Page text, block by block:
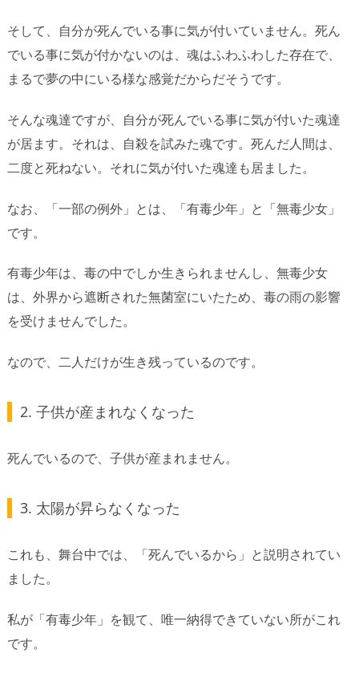
そして、自分が死んでいる事に気が付いていません。死ん
でいる事に気が付かないのは、魂はふわふわした存在で、
まるで夢の中にいる様な感覚だからだそうです。
そんな魂達ですが、自分が死んでいる事に気が付いた魂達
が居ます。それは、自殺を試みた魂です。死んだ人間は、
二度と死ねない。それに気が付いた魂達も居ました。
なお、「一部の例外」とは、「有毒少年」と「無毒少女」
です。
有毒少年は、毒の中でしか生きられませんし、無毒少女
は、外界から遮断された無菌室にいたため、毒の雨の影響
を受けませんでした。
なので、二人だけが生き残っているのです。
2. 子供が産まれなくなった
死んでいるので、子供が産まれません。
3. 太陽が昇らなくなった
これも、舞台中では、「死んでいるから」と説明されてい
ました。
私が「有毒少年」を観て、唯一納得できていない所がこれ
です。